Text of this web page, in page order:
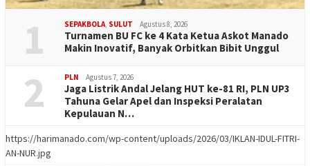
1 SEPAKBOLA, SULUT Agustus 8, 2026
Turnamen BU FC ke 4 Kata Ketua Askot Manado
Makin Inovatif, Banyak Orbitkan Bibit Unggul
2 PLN Agustus 7, 2026
Jaga Listrik Andal Jelang HUT ke-81 RI, PLN UP3
Tahuna Gelar Apel dan Inspeksi Peralatan
Kepulauan N…
https://harimanado.com/wp-content/uploads/2026/03/IKLAN-IDUL-FITRI-
AN-NUR.jpg